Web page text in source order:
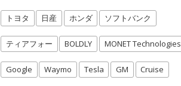
トヨタ 日産 ホンダ ソフトバンク
ティアフォー BOLDLY MONET Technologies
Google Waymo Tesla GM Cruise